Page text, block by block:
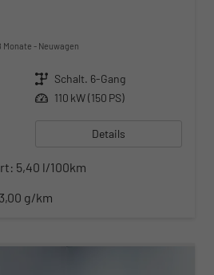
Monate Neuwagen
Getriebe Schalt. 6-Gang
Leistung 110 kW (150 PS)
Details
5,40 l/100km
g/km